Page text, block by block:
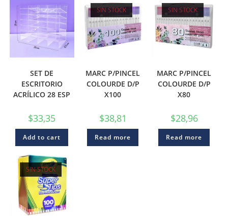
SET DE
ESCRITORIO
ACRÍLICO 28 ESP
$33,35
Add to cart
SIN STOCK
MARC P/PINCEL
COLOURDE D/P
X100
$38,81
Read more
SIN STOCK
MARC P/PINCEL
COLOURDE D/P
X80
$28,96
Read more
SIN STOCK